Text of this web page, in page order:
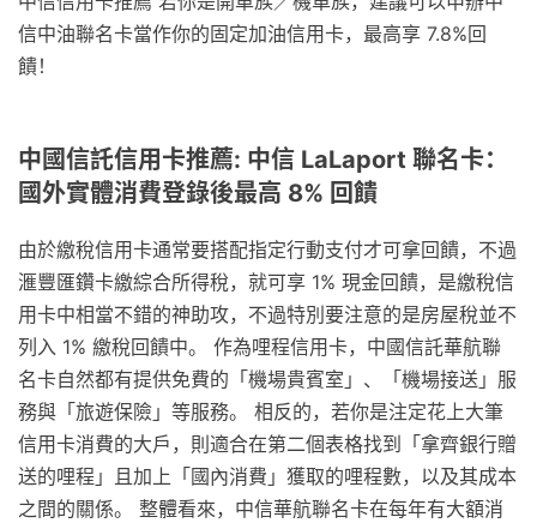
信中油聯名卡當作你的固定加油信用卡，最高享 7.8%回
饋！
中國信託信用卡推薦: 中信 LaLaport 聯名卡：
國外實體消費登錄後最高 8% 回饋
由於繳稅信用卡通常要搭配指定行動支付才可拿回饋，不過
滙豐匯鑽卡繳綜合所得稅，就可享 1% 現金回饋，是繳稅信
用卡中相當不錯的神助攻，不過特別要注意的是房屋稅並不
列入 1% 繳稅回饋中。 作為哩程信用卡，中國信託華航聯
名卡自然都有提供免費的「機場貴賓室」、「機場接送」服
務與「旅遊保險」等服務。 相反的，若你是注定花上大筆
信用卡消費的大戶，則適合在第二個表格找到「拿齊銀行贈
送的哩程」且加上「國內消費」獲取的哩程數，以及其成本
之間的關係。 整體看來，中信華航聯名卡在每年有大額消